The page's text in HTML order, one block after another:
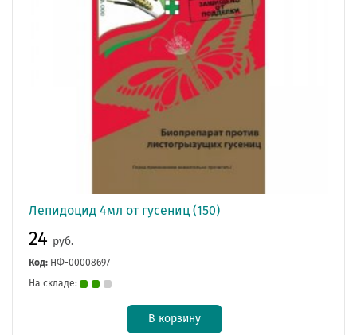
Лепидоцид 4мл от гусениц (150)
24 руб.
Код: НФ-00008697
На складе:
В корзину